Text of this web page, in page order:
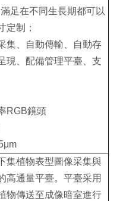
足在不同生長期都可以
定制；
集、自動傳輸、自動存
現、配備管理平臺、支
RGB鏡頭
集植物表型圖像采集與
高通量平臺。平臺采用
物傳送至成像暗室進行